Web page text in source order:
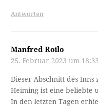
Antworten
Manfred Roilo
25. Februar 2023 um
Dieser Abschnitt des Inns
Heiming ist eine beliebte
In den letzten Tagen